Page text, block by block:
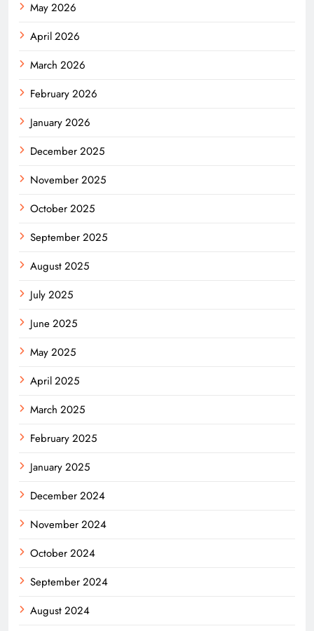
May 2026
April 2026
March 2026
February 2026
January 2026
December 2025
November 2025
October 2025
September 2025
August 2025
July 2025
June 2025
May 2025
April 2025
March 2025
February 2025
January 2025
December 2024
November 2024
October 2024
September 2024
August 2024